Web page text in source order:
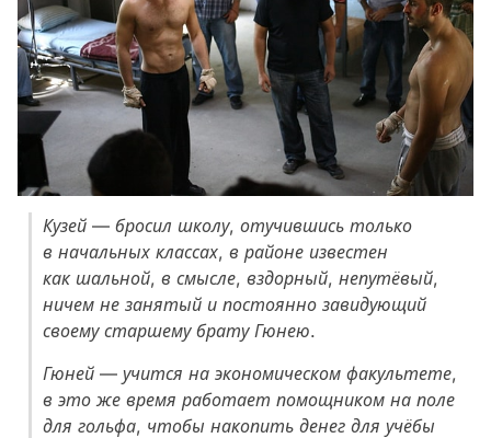
Кузей — бросил школу, отучившись только
в начальных классах, в районе известен
как шальной, в смысле, вздорный, непутёвый,
ничем не занятый и постоянно завидующий
своему старшему брату Гюнею.
Гюней — учится на экономическом факультете,
в это же время работает помощником на поле
для гольфа, чтобы накопить денег для учёбы